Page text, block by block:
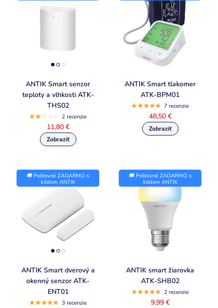
ANTIK Smart senzor
teploty a vlhkosti ATK-
THS02
2 recenzie
11,80 €
ANTIK Smart tlakomer
ATK-BPM01
7 recenzie
48,50 €
🚚 Poštovné ZADARMO s
kódom ANTIK
ANTIK Smart dverový a
okenný senzor ATK-
ENT01
3 recenzie
🚚 Poštovné ZADARMO s
kódom ANTIK
ANTIK smart žiarovka
ATK-SHB02
2 recenzie
9,99 €